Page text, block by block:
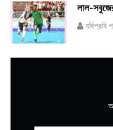
লাল-
যবিপ্রবি